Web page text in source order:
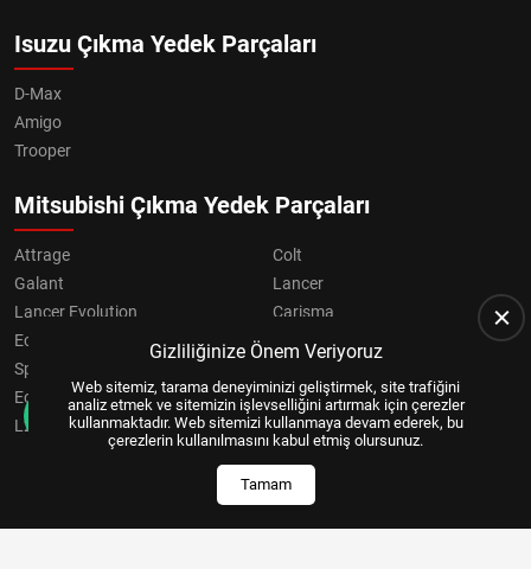
Isuzu Çıkma Yedek Parçaları
D-Max
Amigo
Trooper
Mitsubishi Çıkma Yedek Parçaları
Attrage
Colt
Galant
Lancer
Lancer Evolution
Carisma
Eclipse
Grandis
Space Star
Eclipse Cross
OUTLANDER
L200
Pajero
Gizliliğinize Önem Veriyoruz
Web sitemiz, tarama deneyiminizi geliştirmek, site trafiğini
analiz etmek ve sitemizin işlevselliğini artırmak için çerezler
kullanmaktadır. Web sitemizi kullanmaya devam ederek, bu
çerezlerin kullanılmasını kabul etmiş olursunuz.
Tamam